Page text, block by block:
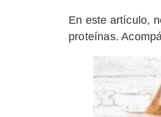
En este artículo,
proteínas.